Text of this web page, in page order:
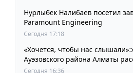
Нурлыбек Налибаев посетил
Paramount Engineering
Сегодня 17:18
«Хочется, чтобы нас
Ауэзовского района Алматы
ждут от выборов депутатов
Сегодня 16:36